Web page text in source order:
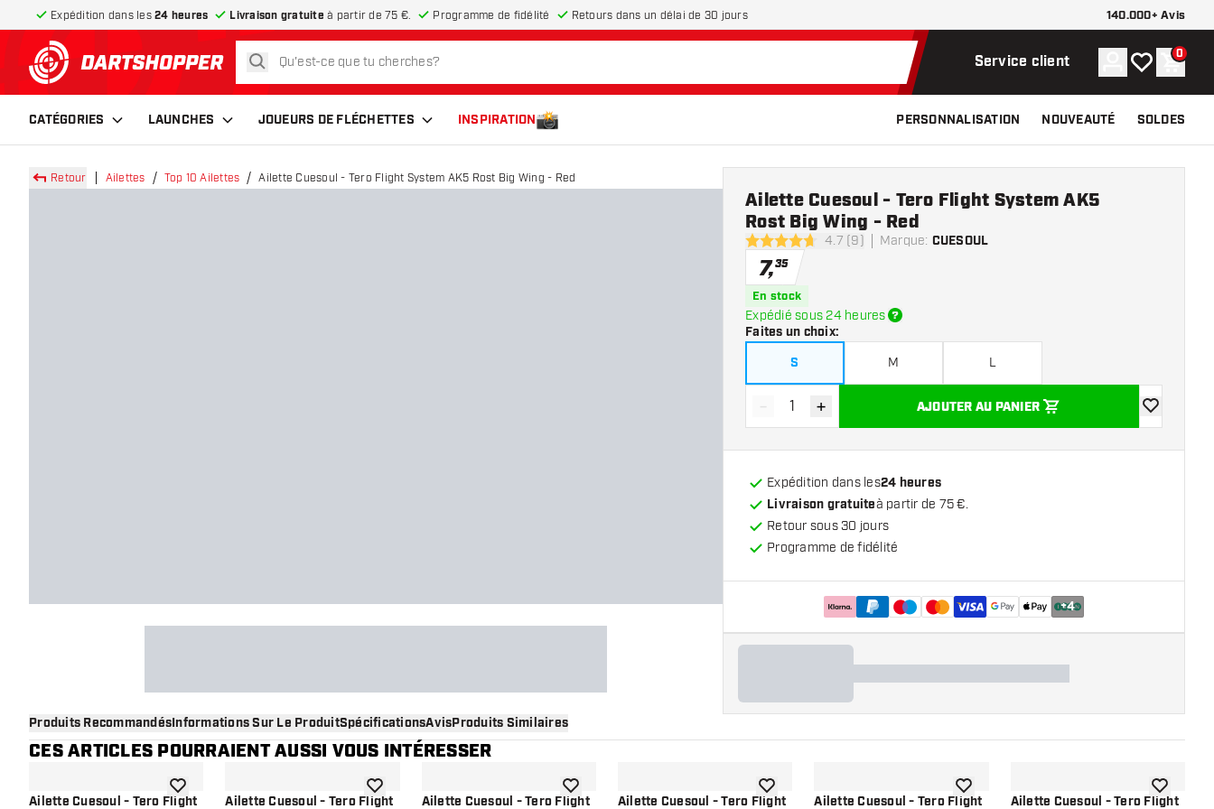
Expédition dans les 24 heures Livraison gratuite à partir de 75 €. Programme de fidélité Retours dans un délai de 30 jours 140.000+ Avis
retour à la page d’accueil
rechercher Service client Compte
Ma liste de
Panier
0
CATÉGORIES LAUNCHES JOUEURS DE FLÉCHETTES INSPIRATION PERSONNALISATION NOUVEAUTÉ SOLDES
Retour Ailettes Top 10 Ailettes Ailette Cuesoul - Tero Flight System AK5 Rost Big Wing - Red
4.7 étoiles de notation
4.7 (9) Marque: CUESOUL
Ailette Cuesoul - Tero Flight System AK5
Rost Big Wing - Red
7,35
En stock
Expédié sous 24 heures
Faites un choix:
S
M L
Diminuer la quantité
- Augmenter la quantité
+ AJOUTER AU PANIER
ajouter à la
Expédition dans les24 heures
Livraison gratuiteà partir de 75 €.
Retour sous 30 jours
Programme de fidélité
+4
Produits RecommandésInformations Sur Le ProduitSpécificationsAvisProduits Similaires
CES ARTICLES POURRAIENT AUSSI VOUS INTÉRESSER
Ailette Cuesoul - Tero Flightajouter à la liste de souhaits
Ailette Cuesoul - Tero Flightajouter à la liste de souhaits
Ailette Cuesoul - Tero Flightajouter à la liste de souhaits
Ailette Cuesoul - Tero Flightajouter à la liste de souhaits
Ailette Cuesoul - Tero Flightajouter à la liste de souhaits
Ailette Cuesoul - Tero Flight
ajouter à